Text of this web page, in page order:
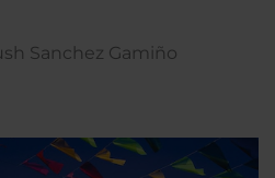
Sanchez Gamiño